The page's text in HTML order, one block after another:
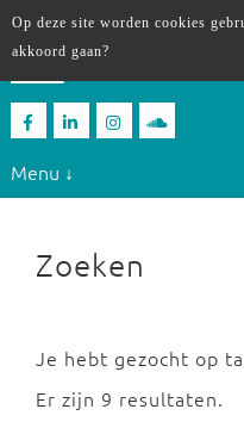
Menu ↓
Zoeken
Je hebt gezocht op
Er zijn 9 resultaten.
Op deze site worden cookies
akkoord gaan?